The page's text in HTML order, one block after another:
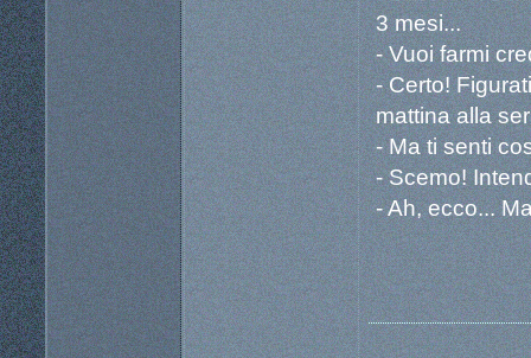
3 mesi...
- Vuoi farmi
- Certo!
mattina alla
- Ma ti senti
- Scemo!
- Ah, ecco...